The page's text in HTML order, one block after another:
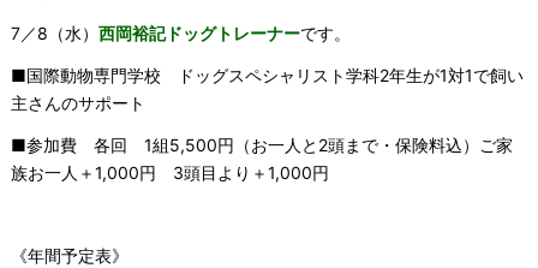
7／8（水） 西岡裕記ドッグトレーナーです。
■国際動物専門学校 ドッグスペシャリスト学科2年生が1対1で飼い
主さんのサポート
■参加費 各回 1組5,500円（お一人と2頭まで・保険料込）ご家
族お一人＋1,000円 3頭目より＋1,000円
《年間予定表》